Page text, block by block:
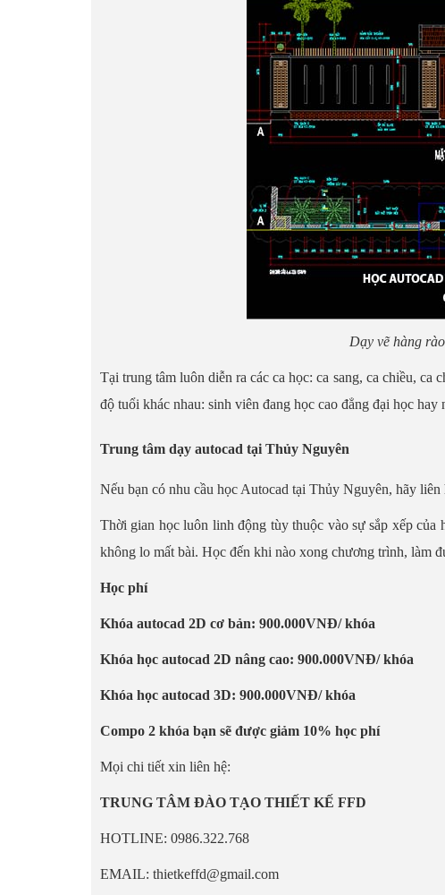
Dạy vẽ hàng
Tại trung tâm luôn diễn ra các ca học: ca sang, ca chiều,
độ tuổi khác nhau: sinh viên đang học cao đẳng đại học
Trung tâm dạy autocad tại Thủy Nguyên
Nếu bạn có nhu cầu học Autocad tại Thủy Nguyên, hãy
Thời gian học luôn linh động tùy thuộc vào sự sắp xếp
không lo mất bài. Học đến khi nào xong chương trình, làm
Học phí
Khóa autocad 2D cơ bản: 900.000VNĐ/ khóa
Khóa học autocad 2D nâng cao: 900.000VNĐ/ khóa
Khóa học autocad 3D: 900.000VNĐ/ khóa
Compo 2 khóa bạn sẽ được giảm 10% học phí
Mọi chi tiết xin liên hệ:
TRUNG TÂM ĐÀO TẠO THIẾT KẾ FFD
HOTLINE: 0986.322.768
EMAIL: thietkeffd@gmail.com